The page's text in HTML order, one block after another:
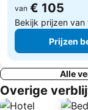
van € 105
Bekijk prijzen van
Prijzen
Alle
Overige